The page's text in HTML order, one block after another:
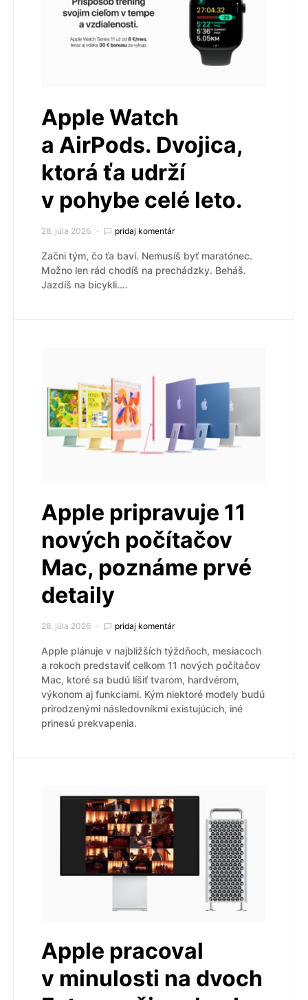
Apple Watch
a AirPods. Dvojica,
ktorá ťa udrží
v pohybe celé leto.
28. júla 2026 pridaj komentár
Začni tým, čo ťa baví. Nemusíš byť maratónec.
Možno len rád chodíš na prechádzky. Beháš.
Jazdíš na bicykli.…
Apple pripravuje 11
nových počítačov
Mac, poznáme prvé
detaily
28. júla 2026 pridaj komentár
Apple plánuje v najbližších týždňoch, mesiacoch
a rokoch predstaviť celkom 11 nových počítačov
Mac, ktoré sa budú líšiť tvarom, hardvérom,
výkonom aj funkciami. Kým niektoré modely budú
prirodzenými následovníkmi existujúcich, iné
prinesú prekvapenia.
Apple pracoval
v minulosti na dvoch